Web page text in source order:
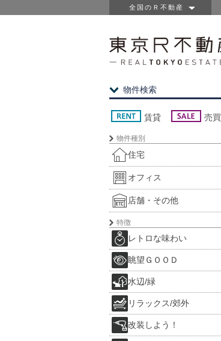
全国のＲ不動産
物件検索
賃貸 売買
物件種別
住宅
オフィス
店舗・その他
特徴
レトロな味わい
眺望ＧＯＯＤ
水辺/緑
リラックス/郊外
改装しよう！